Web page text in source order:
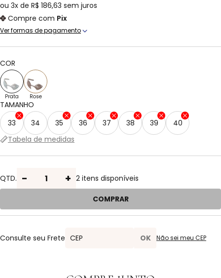
ou 3x de R$ 186,63 sem juros
Compre com Pix
Ver formas de pagamento
1x de R$ 559,90 sem juros
2x de R$ 279,95 sem juros
3x de R$ 186,63 sem juros
1x de R$ 559,90 sem juros
PIX
1x de R$ 559,90 sem juros
COR
Prata Rose
TAMANHO
33
34 35 36 37 38 39
40
Tabela de medidas
QTD. - + 2 itens disponíveis
COMPRAR
Consulte seu Frete Não sei meu CEP